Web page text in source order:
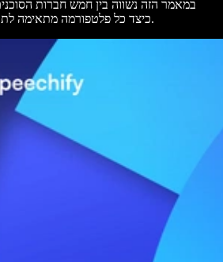
במאמר הזה נשווה בין חמש חברות
כיצד כל פלטפורמה מתאימה לתרחישי שימוש קוליים שונים.